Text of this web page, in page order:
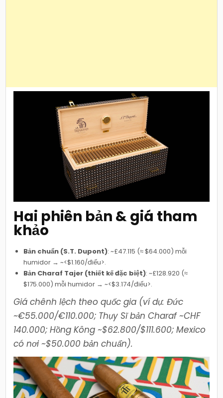
Hai phiên bản & giá tham
khảo
Bản chuẩn (S.T. Dupont): ~£47.115 (≈ $64.000) mỗi
humidor → ~<$1.160/điếu>.
Bản Charaf Tajer (thiết kế đặc biệt): ~£128.920 (≈
$175.000) mỗi humidor → ~<$3.174/điếu>.
Giá chênh lệch theo quốc gia (ví dụ: Đức
~€55.000/€110.000; Thụy Sĩ bản Charaf ~CHF
140.000; Hồng Kông ~$62.800/$111.600; Mexico
có nơi ~$50.000 bản chuẩn).